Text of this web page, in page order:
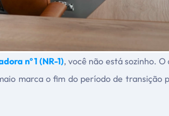
nº 1 (NR-1), você não está sozinho. O
marca o fim do período de transição